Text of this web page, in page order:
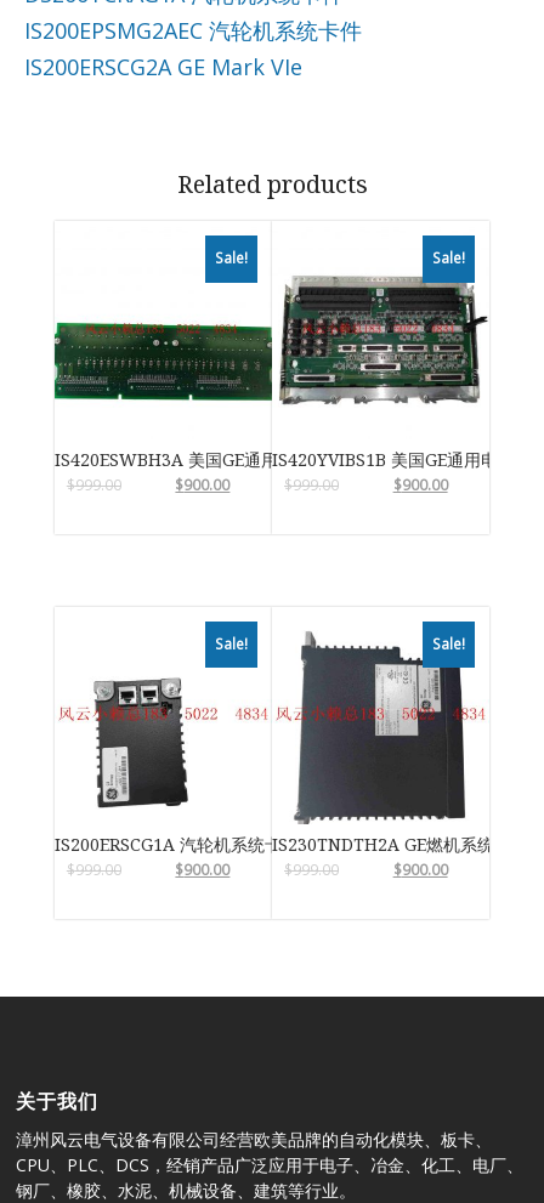
IS200EPSMG2AEC 汽轮机系统卡件
IS200ERSCG2A GE Mark VIe
Related products
Sale!
IS420ESWBH3A 美国GE通用电气
$999.00 $900.00
Sale!
IS420YVIBS1B 美国GE通用电气
$999.00 $900.00
Sale!
IS200ERSCG1A 汽轮机系统卡件
$999.00 $900.00
Sale!
IS230TNDTH2A GE燃机系统
$999.00 $900.00
关于我们
漳州风云电气设备有限公司经营欧美品牌的自动化模块、板卡、
CPU、PLC、DCS，经销产品广泛应用于电子、冶金、化工、电厂、
钢厂、橡胶、水泥、机械设备、建筑等行业。